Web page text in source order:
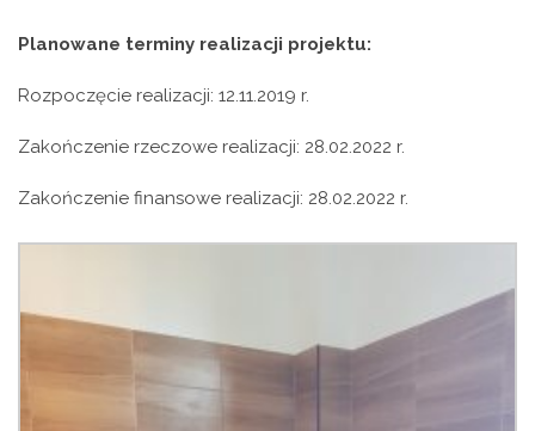
Planowane terminy realizacji projektu:
Rozpoczęcie realizacji: 12.11.2019 r.
Zakończenie rzeczowe realizacji: 28.02.2022 r.
Zakończenie finansowe realizacji: 28.02.2022 r.